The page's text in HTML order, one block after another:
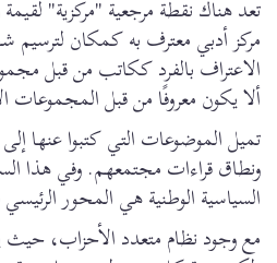
تعد هناك نقطة مرجعية "مركزية"
مركز أدبي معترف به كمكان
الاعتراف بالفرد ككاتب من قبل
ألا يكون معروفًا من قبل المجموعات
تميل الموضوعات التي كتبوا عنها
ونطاق قراءات مجتمعهم. وفي هذا
السياسية الوطنية هي المحور
مع وجود نظام متعدد الأحزاب،